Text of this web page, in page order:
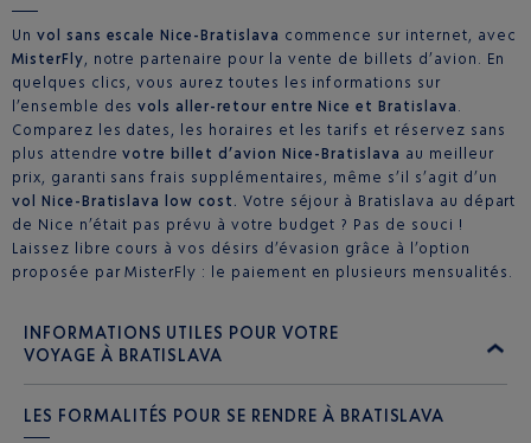
Un vol sans escale Nice-Bratislava commence sur internet, avec
MisterFly, notre partenaire pour la vente de billets d’avion. En
quelques clics, vous aurez toutes les informations sur
l’ensemble desvols aller-retour entre Nice et Bratislava .
Comparez les dates, les horaires et les tarifs et réservez sans
plus attendrevotre billet d’avion Nice-Bratislava au meilleur
prix, garanti sans frais supplémentaires, même s’il s’agit d’un
vol Nice-Bratislava low cost. Votre séjour à Bratislava au départ
de Nice n’était pas prévu à votre budget ? Pas de souci !
Laissez libre cours à vos désirs d’évasion grâce à l’option
proposée par MisterFly : le paiement en plusieurs mensualités.
INFORMATIONS UTILES POUR VOTRE
VOYAGE À BRATISLAVA
LES FORMALITÉS POUR SE RENDRE À BRATISLAVA